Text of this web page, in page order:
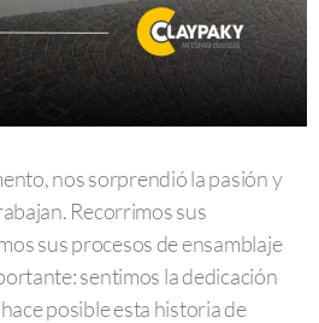
nos sorprendió la pasión y
Recorrimos sus
sus procesos de ensamblaje
sentimos la dedicación
posible esta historia de